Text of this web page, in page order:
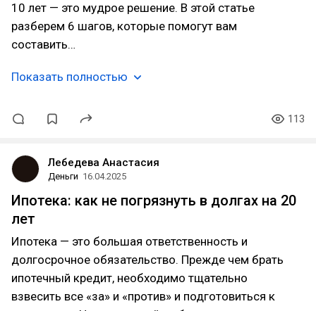
10 лет — это мудрое решение. В этой статье
разберем 6 шагов, которые помогут вам
составить…
Показать полностью
113
Лебедева Анастасия
Деньги 16.04.2025
Ипотека: как не погрязнуть в долгах на 20
лет
Ипотека — это большая ответственность и
долгосрочное обязательство. Прежде чем брать
ипотечный кредит, необходимо тщательно
взвесить все «за» и «против» и подготовиться к